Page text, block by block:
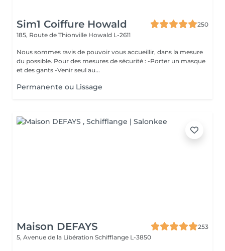
Sim1 Coiffure Howald
250
185, Route de Thionville Howald L-2611
Nous sommes ravis de pouvoir vous accueillir, dans la mesure
du possible. Pour des mesures de sécurité : -Porter un masque
et des gants -Venir seul au...
Permanente ou Lissage
Maison DEFAYS
253
5, Avenue de la Libération Schifflange L-3850